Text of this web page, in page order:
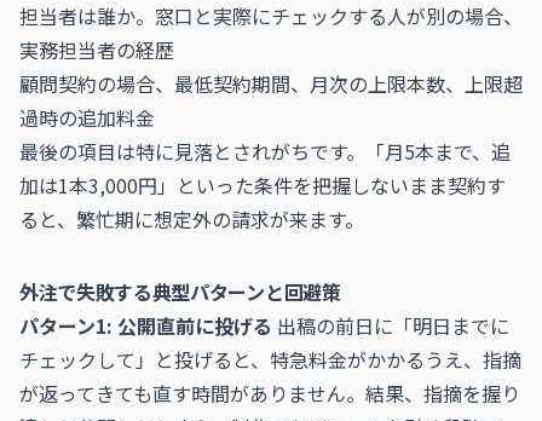
担当者は誰か。窓口と実際にチェックする人が別の場合、
実務担当者の経歴
顧問契約の場合、最低契約期間、月次の上限本数、上限超
過時の追加料金
最後の項目は特に見落とされがちです。「月5本まで、追
加は1本3,000円」といった条件を把握しないまま契約す
ると、繁忙期に想定外の請求が来ます。
外注で失敗する典型パターンと回避策
パターン1: 公開直前に投げる 出稿の前日に「明日までに
チェックして」と投げると、特急料金がかかるうえ、指摘
が返ってきても直す時間がありません。結果、指摘を握り